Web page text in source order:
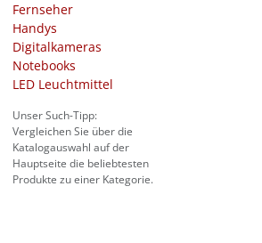
Fernseher
Handys
Digitalkameras
Notebooks
LED Leuchtmittel
Unser Such-Tipp:
Vergleichen Sie über die
Katalogauswahl auf der
Hauptseite die beliebtesten
Produkte zu einer Kategorie.